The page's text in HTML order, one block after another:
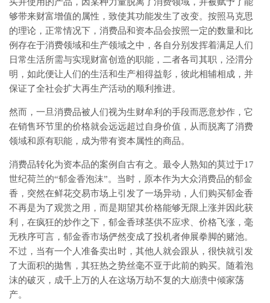
买并使用的产品，因某种力量脱离了消费领域，并被赋予了能
够带来财富增值的属性，致使其功能发生了改变。按照马克思
的理论，正常情况下，消费品和资本品会按照一定的数量和比
例存在于消费领域和生产领域之中，各自分别发挥着满足人们
日常生活所需与实现财富创造的职能，二者各司其职，泾渭分
明，如此便让人们的生活和生产相得益彰，彼此相辅相成，并
保证了全社会扩大再生产活动的顺利推进。
然而，一旦消费品被人们视为生财牟利的手段而恶意炒作，它
在销售环节里的价格就会远远超过自身价值，从而脱离了消费
领域和原有职能，成为带有资本属性的商品。
消费品转化为资本品的案例自古有之。最令人熟知的莫过于17
世纪荷兰的“郁金香泡沫”。当时，原本作为大众消费品的郁金
香，突然在鲜花交易市场上引发了一场异动，人们购买郁金香
不再是为了观赏之用，而是期望其价格能够无限上涨并因此获
利，在疯狂的炒作之下，郁金香球茎供不应求、价格飞涨，毫
无秩序可言，郁金香市场俨然变成了投机者伸展拳脚的赌池。
不过，当有一个人准备卖出时，其他人就会跟从，很快就引发
了大面积的抛售，其狂热之势丝毫不亚于此前的购买。随着泡
沫的破灭，成千上万的人在这场万劫不复的大崩溃中倾家荡
产。